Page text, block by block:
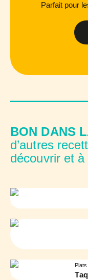
Parfait pour
BON DANS
d’autres
découvrir et